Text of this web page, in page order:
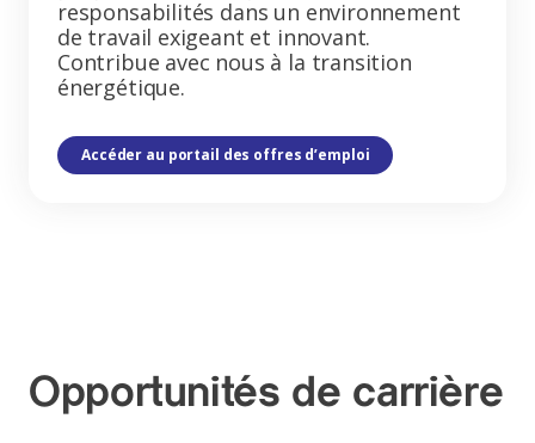
responsabilités dans un environnement
de travail exigeant et innovant.
Contribue avec nous à la transition
énergétique.
Accéder au portail des offres d’emploi
Opportunités de carrière